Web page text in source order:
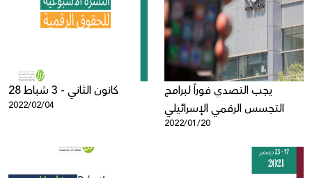
Donate
28 كانون الثاني - 3 شباط
2022/02/04
يجب التصدي فوراً لبرامج
2022/01/20